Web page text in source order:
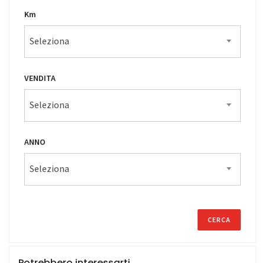
Km
Seleziona
VENDITA
Seleziona
ANNO
Seleziona